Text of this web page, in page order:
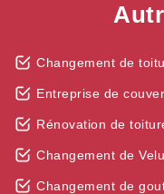
Changement de
Entreprise de
Rénovation de
Changement de
Changement de